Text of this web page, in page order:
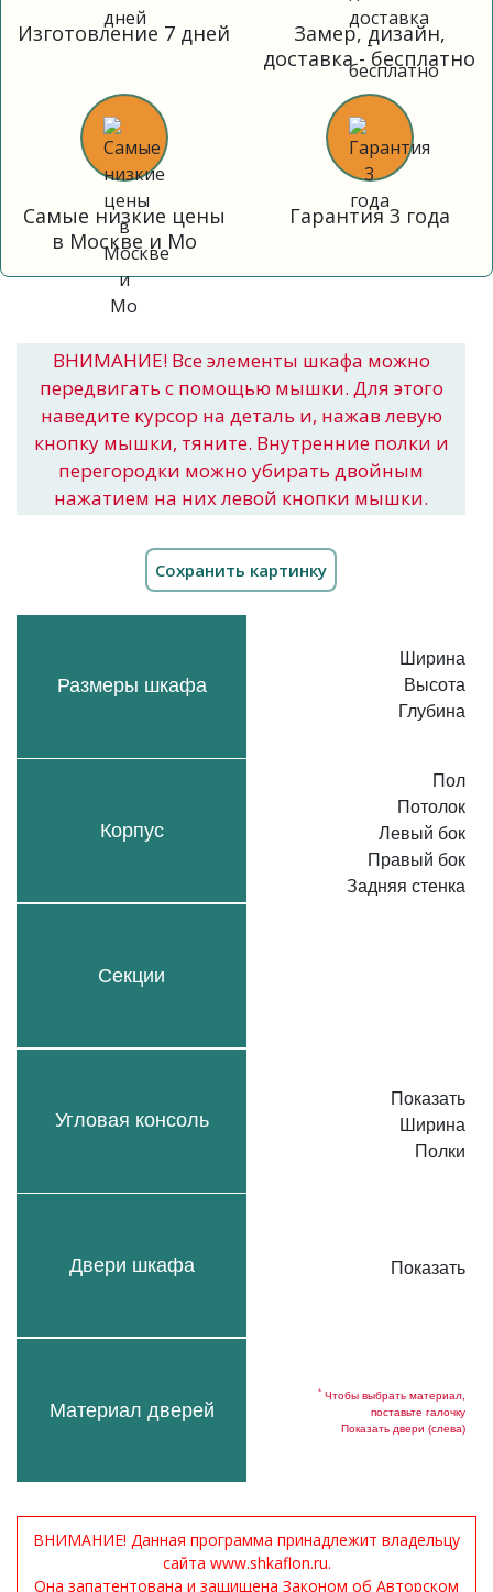
Изготовление 7 дней
Замер, дизайн,
доставка - бесплатно
Самые низкие цены
в Москве и Мо
Гарантия 3 года
ВНИМАНИЕ! Все элементы шкафа можно
передвигать с помощью мышки. Для этого
наведите курсор на деталь и, нажав левую
кнопку мышки, тяните. Внутренние полки и
перегородки можно убирать двойным
нажатием на них левой кнопки мышки.
Размеры шкафа
Корпус
Секции
Угловая консоль
Двери шкафа
Материал дверей
Ширина
Высота
Глубина
Пол
Потолок
Левый бок
Правый бок
Задняя стенка
Показать
Ширина
Полки
Показать
* Чтобы выбрать материал,
поставьте галочку
Показать двери (слева)
ВНИМАНИЕ! Данная программа принадлежит владельцу
сайта www.shkaflon.ru.
Она запатентована и защищена Законом об Авторском